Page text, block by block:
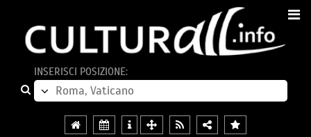
INSERISCI POSIZIONE: